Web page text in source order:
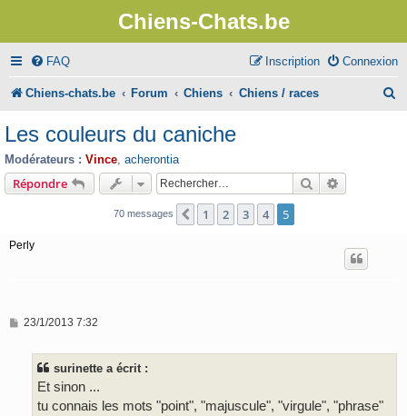
Chiens-Chats.be
FAQ Connexion
Inscription
Chiens-chats.be Forum Chiens Chiens / races
Les couleurs du caniche
Modérateurs : Vince acherontia
Répondre Rechercher
70 messages Précédent
1 2 3 4 5
Perly
M
23/1/2013 7:32
surinette a écrit :
Et sinon ...
tu connais les mots "point", "majuscule", "virgule", "phrase"